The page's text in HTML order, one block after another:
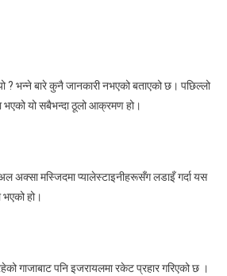
? भन्ने बारे कुनै जानकारी नभएको बताएको छ। पछिल्लो
भएको यो सबैभन्दा ठूलो आक्रमण हो।
अक्सा मस्जिदमा प्यालेस्टाइनीहरूसँग लडाइँ गर्दा यस
भएको हो।
गाजाबाट पनि इजरायलमा रकेट प्रहार गरिएको छ ।